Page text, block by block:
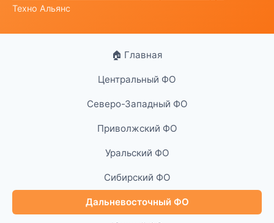
Техно Альянс
🏠 Главная
Центральный ФО
Северо-Западный ФО
Приволжский ФО
Уральский ФО
Сибирский ФО
Дальневосточный ФО